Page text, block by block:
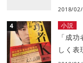
2018/02/
小説
「成
しく表